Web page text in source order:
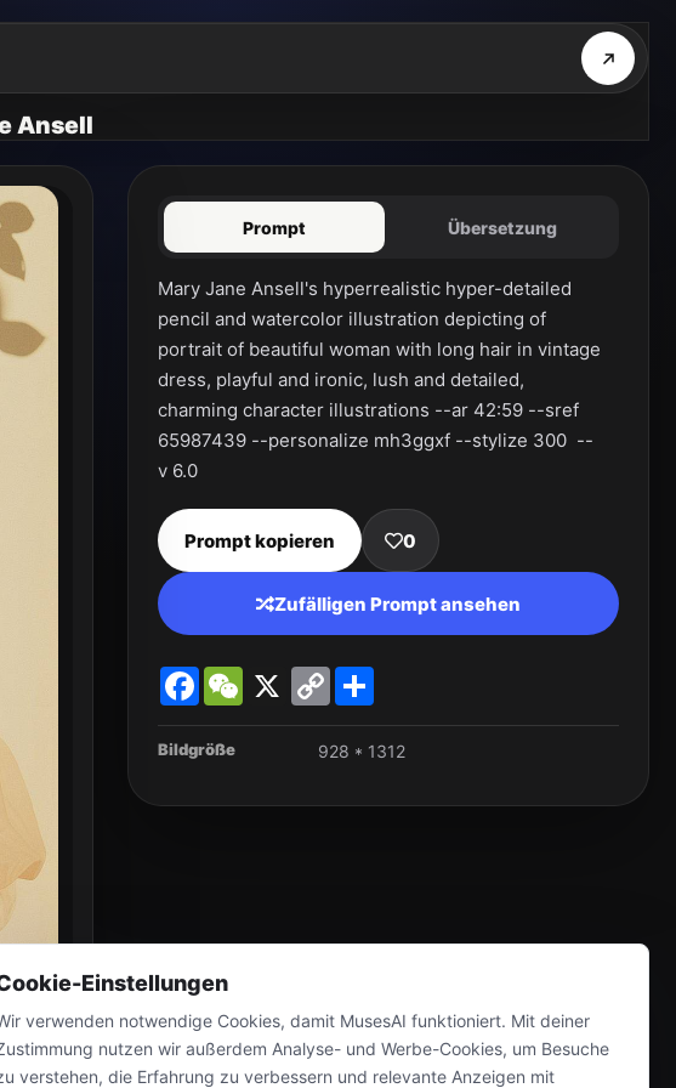
Ansell
Prompt Übersetzung
Mary Jane Ansell's hyperrealistic hyper-detailed
pencil and watercolor illustration depicting of
portrait of beautiful woman with long hair in vintage
dress, playful and ironic, lush and detailed,
charming character illustrations --ar 42:59 --sref
65987439 --personalize mh3ggxf --stylize 300  --
v 6.0
Prompt kopieren 0
Zufälligen Prompt ansehen
FacebookWeChat
X
Copy
Link
Bildgröße 928 * 1312
Einstellungen
verwenden notwendige Cookies, damit MusesAI funktioniert. Mit deiner
nutzen wir außerdem Analyse- und Werbe-Cookies, um Besuche
verstehen, die Erfahrung zu verbessern und relevante Anzeigen mit